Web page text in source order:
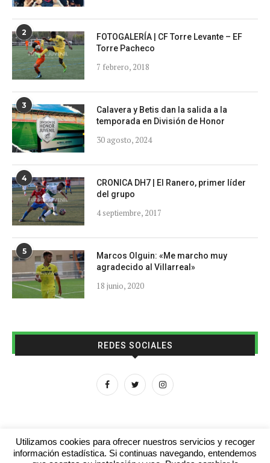
2
FOTOGALERÍA | CF Torre Levante – EF
Torre Pacheco
7 febrero, 2018
3
Calavera y Betis dan la salida a la
temporada en División de Honor
30 agosto, 2024
4
CRONICA DH7 | El Ranero, primer líder
del grupo
4 septiembre, 2017
5
Marcos Olguin: «Me marcho muy
agradecido al Villarreal»
18 junio, 2020
REDES SOCIALES
Utilizamos cookies para ofrecer nuestros servicios y recoger
información estadística. Si continuas navegando, entendemos